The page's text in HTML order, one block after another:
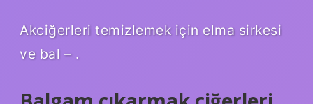
Akciğerleri temizlemek için elma sirkesi
ve bal – .